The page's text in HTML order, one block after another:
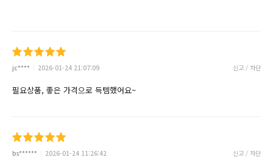
jc**** 2026-01-24 21:07:09 신고 / 차단
필요상품, 좋은 가격으로 득템했어요~
bs****** 2026-01-24 11:26:42 신고 / 차단